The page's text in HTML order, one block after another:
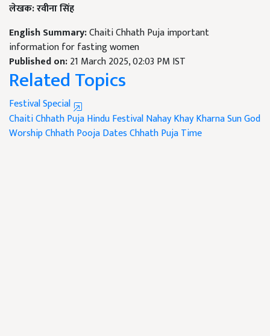
लेखक: रवीना सिंह
English Summary:Chaiti Chhath Puja important
information for fasting women
Published on:21 March 2025, 02:03 PM IST
Related Topics
Festival Special
Chaiti Chhath PujaHindu FestivalNahay KhayKharnaSun God
WorshipChhath Pooja DatesChhath Puja Time